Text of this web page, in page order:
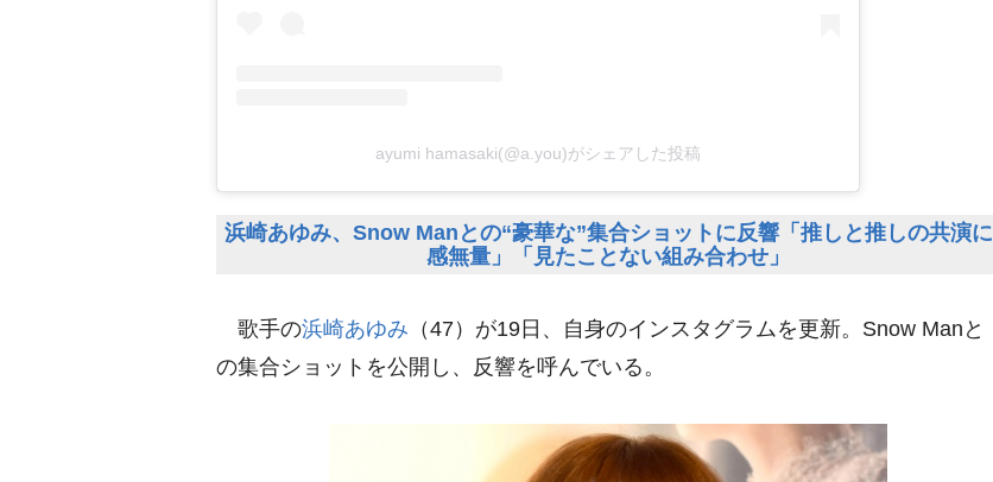
ayumi hamasaki(@a.you)がシェアした投稿
浜崎あゆみ、Snow Manとの“豪華な”集合ショットに反響「推しと推しの共演に
感無量」「見たことない組み合わせ」
歌手の浜崎あゆみ （47）が19日、自身のインスタグラムを更新。Snow Manと
の集合ショットを公開し、反響を呼んでいる。